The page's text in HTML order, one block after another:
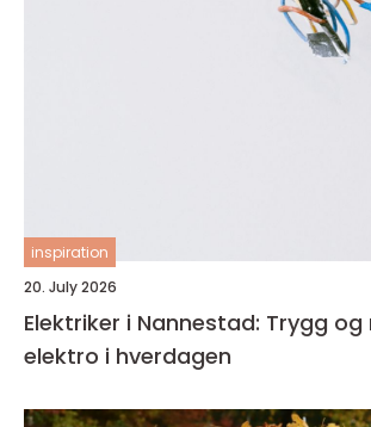
inspiration
20. July 2026
Elektriker i Nannestad: Trygg
elektro i hverdagen